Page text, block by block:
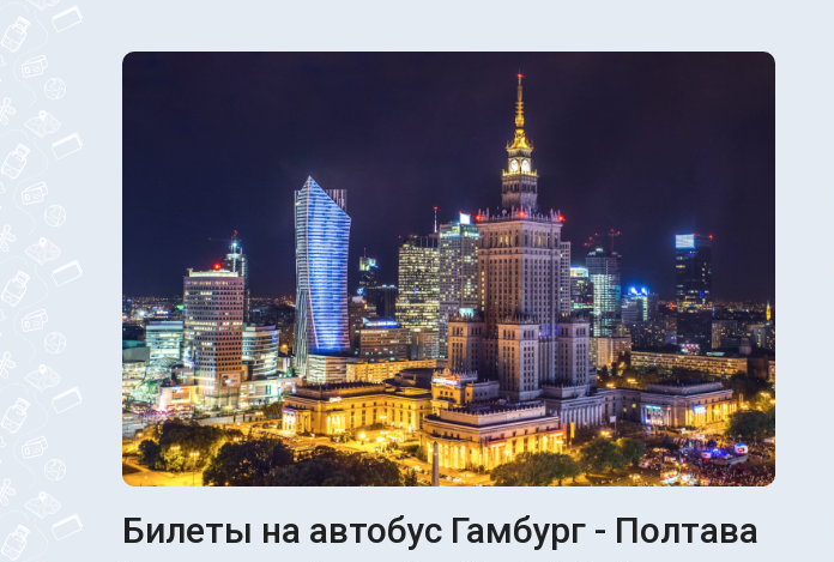
Билеты на автобус Гамбург - Полтава